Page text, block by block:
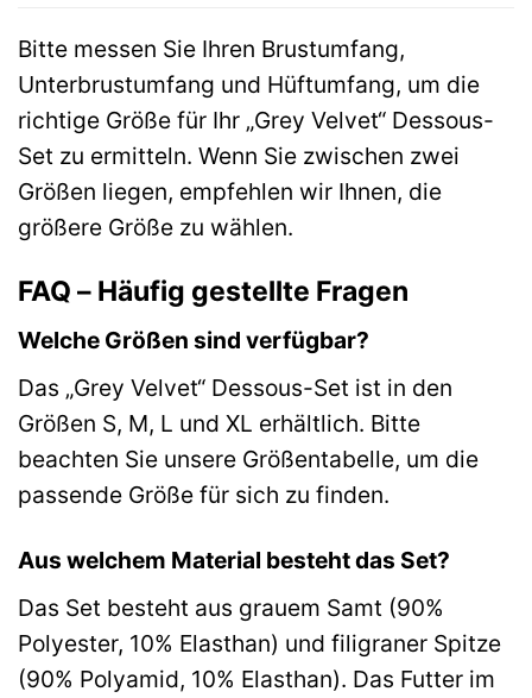
Bitte messen Sie Ihren Brustumfang,
Unterbrustumfang und Hüftumfang, um die
richtige Größe für Ihr „Grey Velvet“ Dessous-
Set zu ermitteln. Wenn Sie zwischen zwei
Größen liegen, empfehlen wir Ihnen, die
größere Größe zu wählen.
FAQ – Häufig gestellte Fragen
Welche Größen sind verfügbar?
Das „Grey Velvet“ Dessous-Set ist in den
Größen S, M, L und XL erhältlich. Bitte
beachten Sie unsere Größentabelle, um die
passende Größe für sich zu finden.
Aus welchem Material besteht das Set?
Das Set besteht aus grauem Samt (90%
Polyester, 10% Elasthan) und filigraner Spitze
(90% Polyamid, 10% Elasthan). Das Futter im